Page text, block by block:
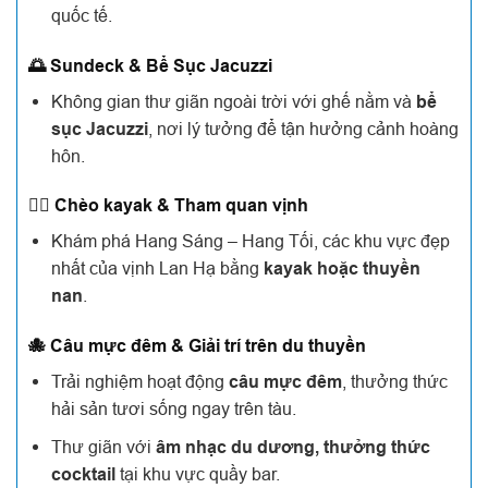
quốc tế.
🌅 Sundeck & Bể Sục Jacuzzi
Không gian thư giãn ngoài trời với ghế nằm và bể
sục Jacuzzi, nơi lý tưởng để tận hưởng cảnh hoàng
hôn.
🚣‍♂️ Chèo kayak & Tham quan vịnh
Khám phá Hang Sáng – Hang Tối, các khu vực đẹp
nhất của vịnh Lan Hạ bằng kayak hoặc thuyền
nan
🐙 Câu mực đêm & Giải trí trên du thuyền
Trải nghiệm hoạt động câu mực đêm, thưởng thức
hải sản tươi sống ngay trên tàu.
Thư giãn với âm nhạc du dương, thưởng thức
cocktailtại khu vực quầy bar.